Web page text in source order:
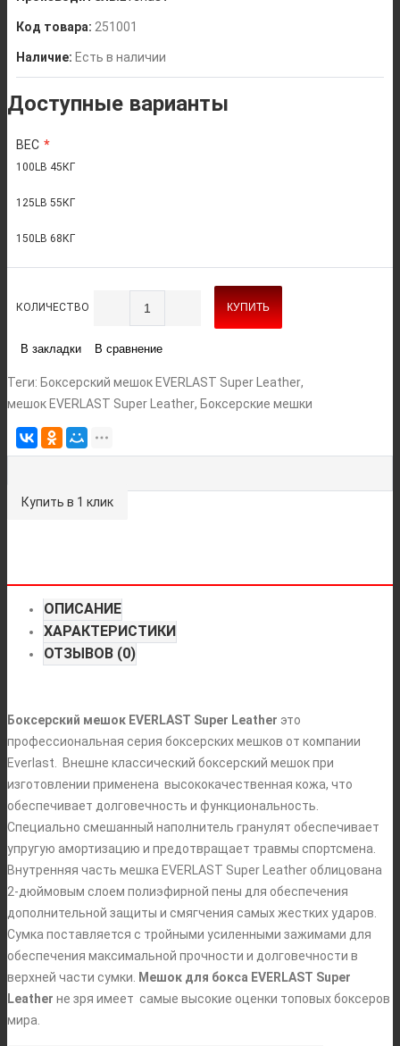
Код товара: 251001
Наличие: Есть в наличии
Доступные варианты
ВЕС
100LB 45КГ
125LB 55КГ
150LB 68КГ
КОЛИЧЕСТВО КУПИТЬ
В закладки В сравнение
Теги: Боксерский мешок EVERLAST Super Leather,
мешок EVERLAST Super Leather, Боксерские мешки
Купить в 1 клик
ОПИСАНИЕ
ХАРАКТЕРИСТИКИ
ОТЗЫВОВ (0)
Боксерский мешок EVERLAST Super Leather это
профессиональная серия боксерских мешков от компании
Everlast. Внешне классический боксерский мешок при
изготовлении применена высококачественная кожа, что
обеспечивает долговечность и функциональность.
Специально смешанный наполнитель гранулят обеспечивает
упругую амортизацию и предотвращает травмы спортсмена.
Внутренняя часть мешка EVERLAST Super Leather облицована
2-дюймовым слоем полиэфирной пены для обеспечения
дополнительной защиты и смягчения самых жестких ударов.
Сумка поставляется с тройными усиленными зажимами для
обеспечения максимальной прочности и долговечности в
верхней части сумки. Мешок для бокса EVERLAST Super
Leather не зря имеет самые высокие оценки топовых боксеров
мира.